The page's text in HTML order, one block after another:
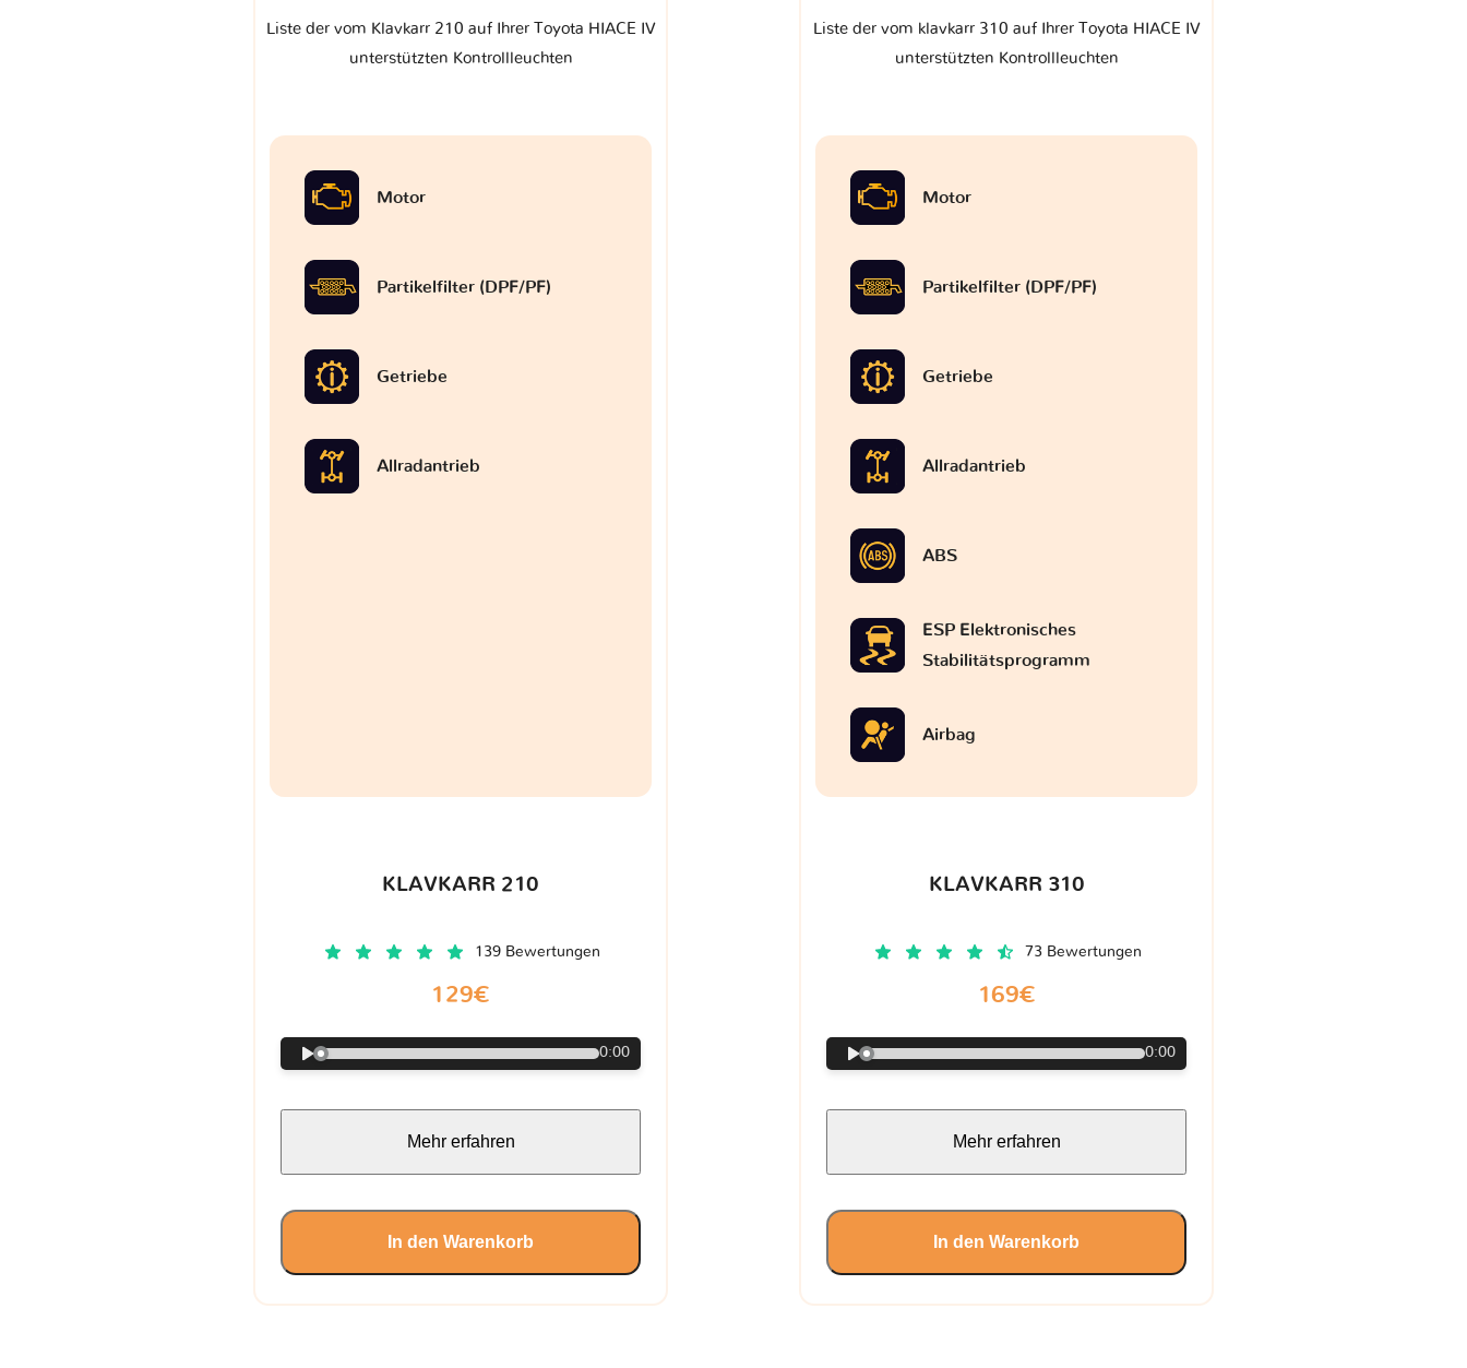
Liste der vom Klavkarr 210 auf Ihrer Toyota HIACE IV
unterstützten Kontrollleuchten
Motor
Partikelfilter (DPF/PF)
Getriebe
Allradantrieb
KLAVKARR 210
139 Bewertungen
129€
0:00
Mehr erfahren
In den Warenkorb
Liste der vom klavkarr 310 auf Ihrer Toyota HIACE IV
unterstützten Kontrollleuchten
Motor
Partikelfilter (DPF/PF)
Getriebe
Allradantrieb
ABS
ESP Elektronisches
Stabilitätsprogramm
Airbag
KLAVKARR 310
73 Bewertungen
169€
0:00
Mehr erfahren
In den Warenkorb